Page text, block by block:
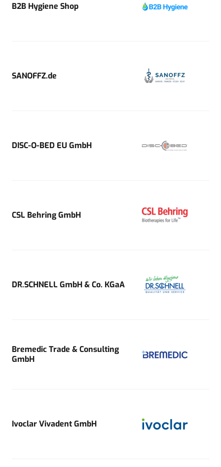
B2B Hygiene Shop
SANOFFZ.de
DISC-O-BED EU GmbH
CSL Behring GmbH
DR.SCHNELL GmbH & Co. KGaA
Bremedic Trade & Consulting
GmbH
Ivoclar Vivadent GmbH